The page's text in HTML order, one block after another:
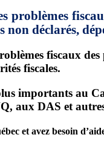
problèmes
déclarés,
fiscaux
fiscales.
importants au
aux DAS et
et avez besoin